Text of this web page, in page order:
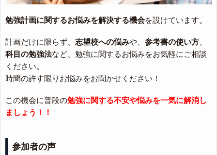
勉強計画に関するお悩みを解決する機会を設けています。
計画だけに限らず、 志望校への悩みや、 参考書の使い方
科目の勉強法など、勉強に関するお悩みをお気軽にご相談
ください。
時間の許す限りお悩みをお聞かせください！
この機会に普段の勉強に関する不安や悩みを一気に解消し
ましょう！！
参加者の声